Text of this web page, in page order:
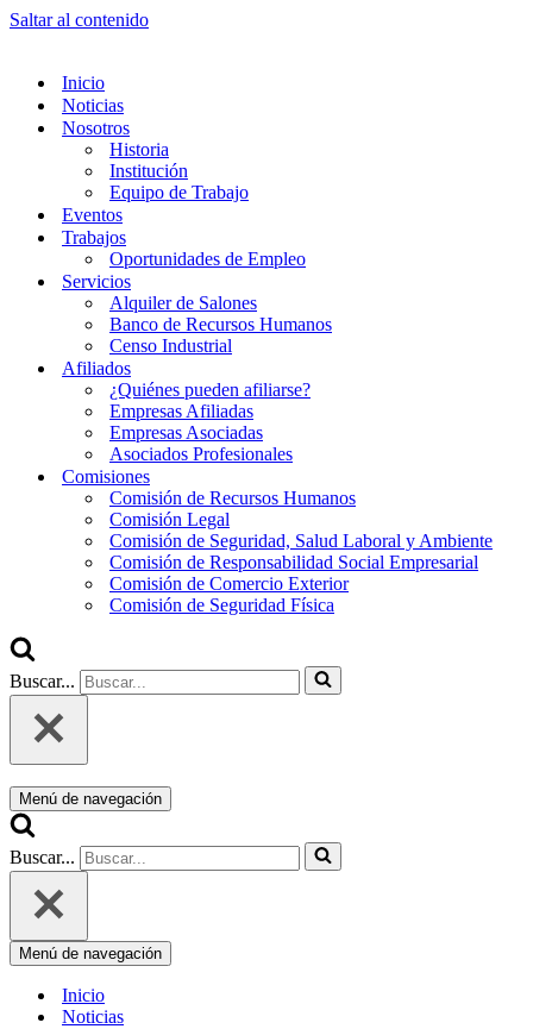
Saltar al contenido
Inicio
Noticias
Nosotros
Historia
Institución
Equipo de Trabajo
Eventos
Trabajos
Oportunidades de Empleo
Servicios
Alquiler de Salones
Banco de Recursos Humanos
Censo Industrial
Afiliados
¿Quiénes pueden afiliarse?
Empresas Afiliadas
Empresas Asociadas
Asociados Profesionales
Comisiones
Comisión de Recursos Humanos
Comisión Legal
Comisión de Seguridad, Salud Laboral y Ambiente
Comisión de Responsabilidad Social Empresarial
Comisión de Comercio Exterior
Comisión de Seguridad Física
Buscar...
Menú de navegación
Buscar...
Menú de navegación
Inicio
Noticias